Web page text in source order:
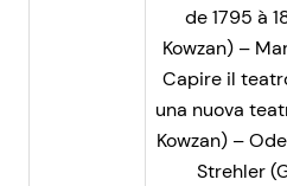
de 1795 à
Kowzan) –
Capire il
una nuova
Kowzan) –
Strehler